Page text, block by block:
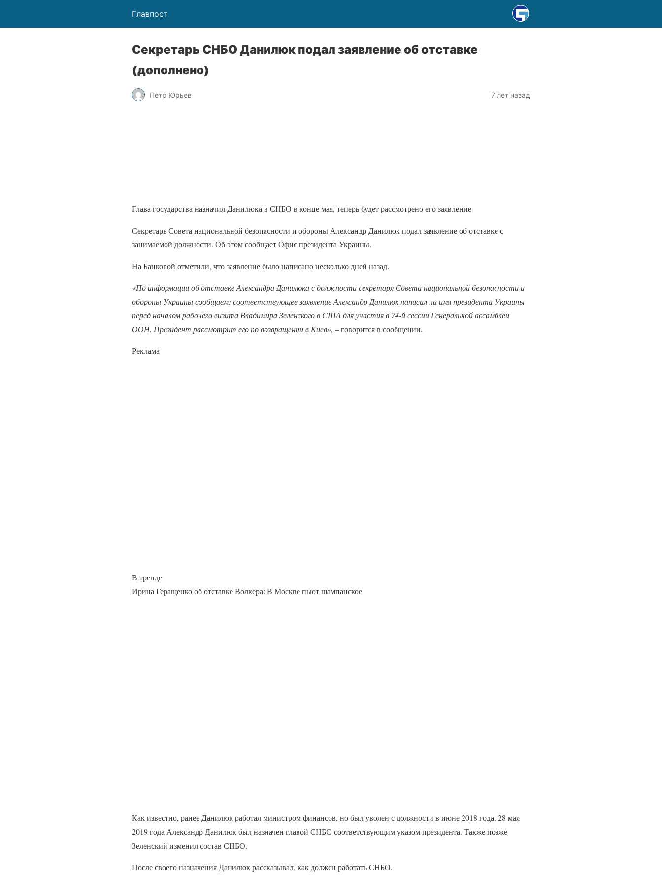
Главпост
Секретарь СНБО Данилюк подал заявление об отставке
(дополнено)
Петр Юрьев 7 лет назад
Глава государства назначил Данилюка в СНБО в конце мая, теперь будет рассмотрено его заявление
Секретарь Совета национальной безопасности и обороны Александр Данилюк подал заявление об отставке с
занимаемой должности. Об этом сообщает Офис президента Украины.
На Банковой отметили, что заявление было написано несколько дней назад.
«По информации об отставке Александра Данилюка с должности секретаря Совета национальной безопасности и
обороны Украины сообщаем: соответствующее заявление Александр Данилюк написал на имя президента Украины
перед началом рабочего визита Владимира Зеленского в США для участия в 74-й сессии Генеральной ассамблеи
ООН. Президент рассмотрит его по возвращении в Киев», – говорится в сообщении.
Реклама
В тренде
Ирина Геращенко об отставке Волкера: В Москве пьют шампанское
Как известно, ранее Данилюк работал министром финансов, но был уволен с должности в июне 2018 года. 28 мая
2019 года Александр Данилюк был назначен главой СНБО соответствующим указом президента. Также позже
Зеленский изменил состав СНБО.
После своего назначения Данилюк рассказывал, как должен работать СНБО.